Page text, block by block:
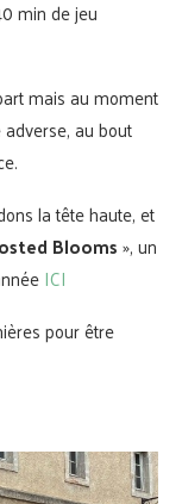
min de jeu
mais au moment
au bout
la tête haute, et
Blooms», un
ICI
pour être